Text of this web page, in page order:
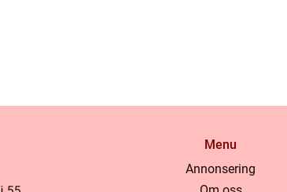
Menu
Annonsering